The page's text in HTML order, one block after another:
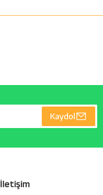
Kaydol
İletişim